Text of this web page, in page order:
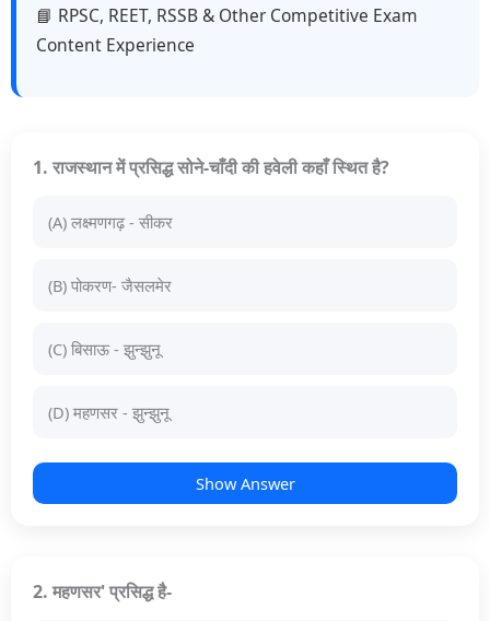
📘 RPSC, REET, RSSB & Other Competitive Exam
Content Experience
1. राजस्थान में प्रसिद्ध सोने-चाँदी की हवेली कहाँ स्थित है?
(A) लक्ष्मणगढ़ - सीकर
(B) पोकरण- जैसलमेर
(C) बिसाऊ - झुन्झुनू
(D) महणसर - झुन्झुनू
Show Answer
2. महणसर' प्रसिद्ध है-